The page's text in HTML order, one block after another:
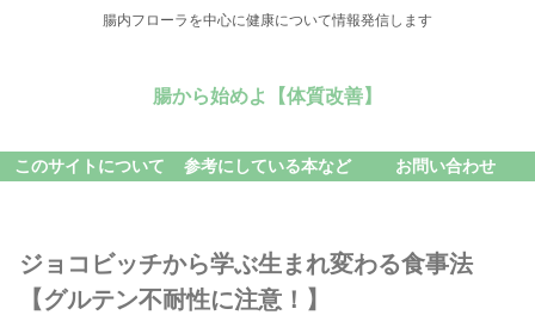
腸内フローラを中心に健康について情報発信します
腸から始めよ【体質改善】
このサイトについて 参考にしている本など お問い合わせ
ジョコビッチから学ぶ生まれ変わる食事法
【グルテン不耐性に注意！】